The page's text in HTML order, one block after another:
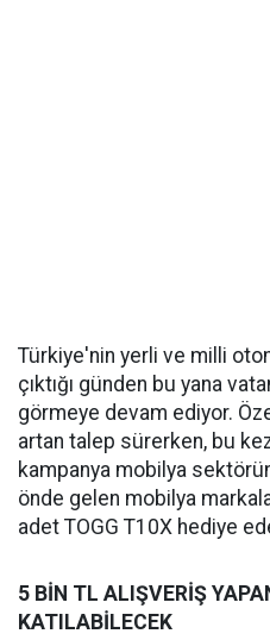
Türkiye'nin yerli ve milli
çıktığı günden bu yana
görmeye devam ediyor.
artan talep sürerken, bu
kampanya mobilya
önde gelen mobilya
adet TOGG T10X hediye
5 BİN TL ALIŞVERİŞ
KATILABİLECEK